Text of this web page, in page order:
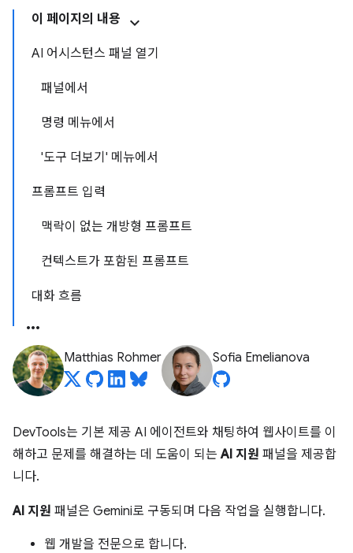
이 페이지의 내용
AI 어시스턴스 패널 열기
패널에서
명령 메뉴에서
'도구 더보기' 메뉴에서
프롬프트 입력
맥락이 없는 개방형 프롬프트
컨텍스트가 포함된 프롬프트
대화 흐름
Matthias Rohmer Sofia Emelianova
DevTools는 기본 제공 AI 에이전트와 채팅하여 웹사이트를 이
해하고 문제를 해결하는 데 도움이 되는AI 지원 패널을 제공합
니다.
AI 지원 패널은 Gemini로 구동되며 다음 작업을 실행합니다.
웹 개발을 전문으로 합니다.